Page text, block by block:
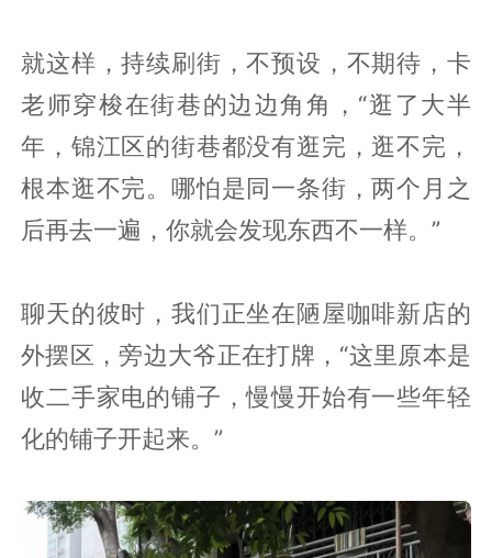
就这样，持续刷街，不预设，不期待，卡
老师穿梭在街巷的边边角角，“逛了大半
年，锦江区的街巷都没有逛完，逛不完，
根本逛不完。哪怕是同一条街，两个月之
后再去一遍，你就会发现东西不一样。”
聊天的彼时，我们正坐在陋屋咖啡新店的
外摆区，旁边大爷正在打牌，“这里原本是
收二手家电的铺子，慢慢开始有一些年轻
化的铺子开起来。”